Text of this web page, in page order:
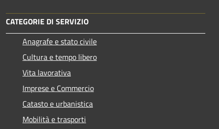
CATEGORIE DI SERVIZIO
Anagrafe e stato civile
Cultura e tempo libero
Vita lavorativa
Imprese e Commercio
Catasto e urbanistica
Mobilità e trasporti